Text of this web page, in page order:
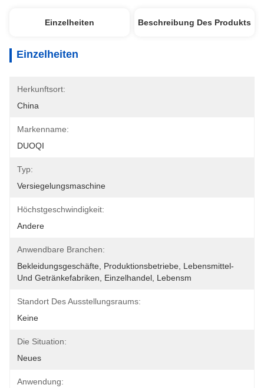
Einzelheiten Beschreibung Des Produkts
Einzelheiten
Herkunftsort:
China
Markenname:
DUOQI
Typ:
Versiegelungsmaschine
Höchstgeschwindigkeit:
Andere
Anwendbare Branchen:
Bekleidungsgeschäfte, Produktionsbetriebe, Lebensmittel-
Und Getränkefabriken, Einzelhandel, Lebensm
Standort Des Ausstellungsraums:
Keine
Die Situation:
Neues
Anwendung: